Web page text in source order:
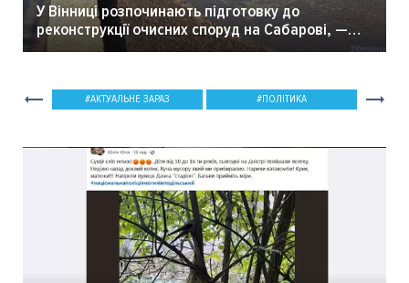
У Вінниці розпочинають підготовку до
реконструкції очисних споруд на Сабарові, —
мер Вінниці.
АКТУАЛЬНЕ ЗАРАЗ ПОЛІТИКА